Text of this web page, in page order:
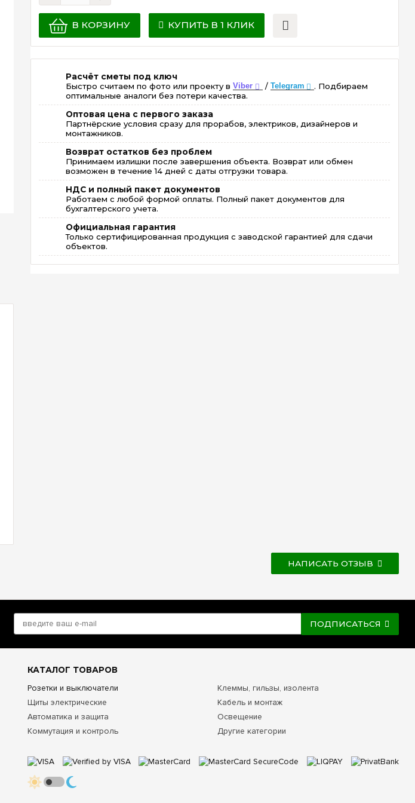
В КОРЗИНУ КУПИТЬ В 1 КЛИК
Расчёт сметы под ключ
Быстро считаем по фото или проекту вViber / Telegram
. Подбираем
оптимальные аналоги без потери качества.
Оптовая цена с первого заказа
Партнёрские условия сразу для прорабов, электриков, дизайнеров и
монтажников.
Возврат остатков без проблем
Принимаем излишки после завершения объекта. Возврат или обмен
возможен в течение 14 дней с даты отгрузки товара.
НДС и полный пакет документов
Работаем с любой формой оплаты. Полный пакет документов для
бухгалтерского учета.
Официальная гарантия
Только сертифицированная продукция с заводской гарантией для сдачи
объектов.
НАПИСАТЬ ОТЗЫВ
ПОДПИСАТЬСЯ
КАТАЛОГ ТОВАРОВ
Розетки и выключатели
Щиты электрические
Автоматика и защита
Коммутация и контроль
Клеммы, гильзы, изолента
Кабель и монтаж
Освещение
Другие категории